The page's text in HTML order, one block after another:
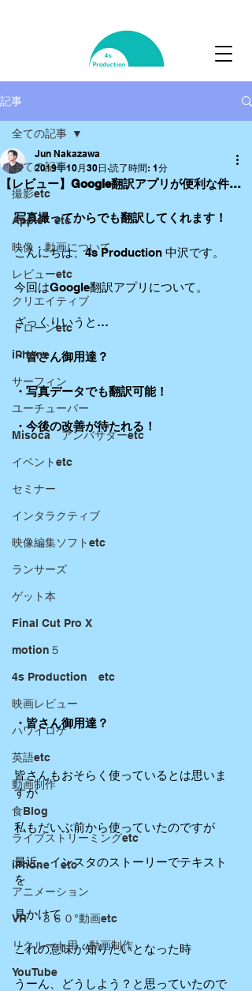
記事
全ての記事
撮影etc
Apple etc
映像・動画について
レビューetc
クリエイティブ
ドローンetc
iPhone
サーフィン
ユーチューバー
Misoca アンバサダーetc
イベントetc
セミナー
インタラクティブ
映像編集ソフトetc
ランサーズ
ゲット本
Final Cut Pro X
motion５
4s Production etc
映画レビュー
ハワイロケ
英語etc
動画制作
食Blog
ライブストリーミングetc
iPhone etc
アニメーション
VR ３６０°動画etc
リクルート用 動画制作
YouTube
全ての記事
【レビュー】Google翻訳アプリが便利な件…
Jun Nakazawa
2019年10月30日 読了時間: 1分
写真撮ってからでも翻訳してくれます！
こんにちは、4s Production 中沢です。
今回はGoogle翻訳アプリについて。
ざっくりいうと…
・皆さん御用達？
・写真データでも翻訳可能！
・今後の改善が待たれる！
・皆さん御用達？
皆さんもおそらく使っているとは思いま
すが
私もだいぶ前から使っていたのですが
最近、インスタのストーリーでテキスト
を
見かけて
これの意味が知りたいとなった時
うーん、どうしよう？と思っていたので